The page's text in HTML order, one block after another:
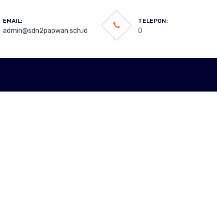
EMAIL:
admin@sdn2paowan.sch.id
TELEPON:
0